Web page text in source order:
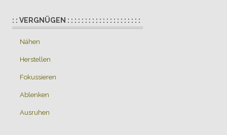
: : VERGNÜGEN : : : : : : : : : : : : : : : : : : : : :
Nähen
Herstellen
Fokussieren
Ablenken
Ausruhen